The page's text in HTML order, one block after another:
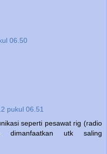
06.50
pukul 06.51
seperti pesawat rig (radio
dimanfaatkan utk saling